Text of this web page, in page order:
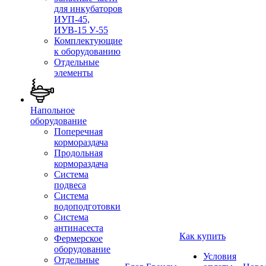
для инкубаторов
ИУП-45,
ИУВ-15 У-55
Комплектующие
к оборудованию
Отдельные
элементы
Напольное
оборудование
Поперечная
кормораздача
Продольная
кормораздача
Система
подвеса
Система
водоподготовки
Система
антинасеста
Фермерское
оборудование
Отдельные
Как купить
Условия